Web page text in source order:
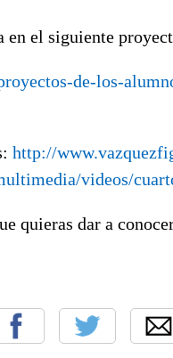
en el siguiente
de-los-
http://
videos/
quieras dar a